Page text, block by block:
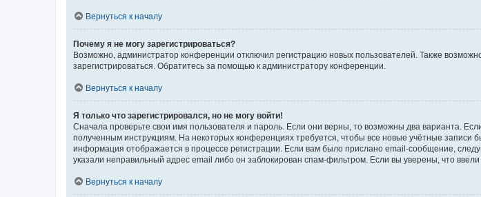
Вернуться к началу
Почему я не могу зарегистрироваться?
Возможно, администратор конференции отключил регистрацию новых пользователей. Также
зарегистрироваться. Обратитесь за помощью к администратору конференции.
Вернуться к началу
Я только что зарегистрировался, но не могу войти!
Сначала проверьте свои имя пользователя и пароль. Если они верны, то возможны два варианта.
полученным инструкциям. На некоторых конференциях требуется, чтобы все новые учётные записи
информация отображается в процессе регистрации. Если вам было прислано email-сообщение,
указали неправильный адрес email либо он заблокирован спам-фильтром. Если вы уверены, что
Вернуться к началу